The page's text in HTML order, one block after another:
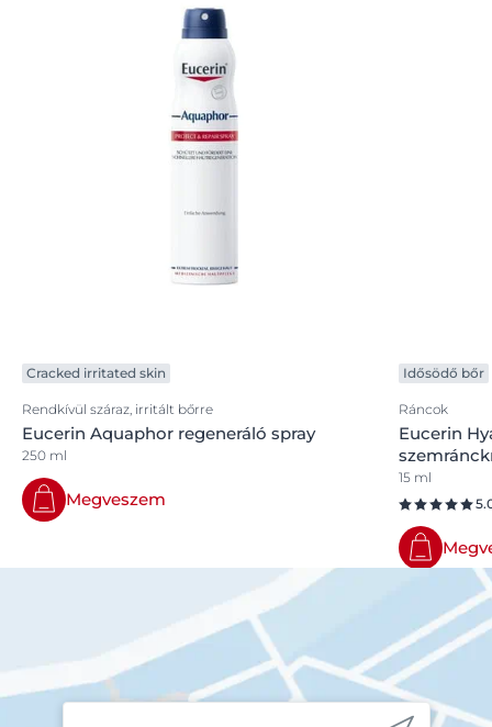
Cracked irritated skin
Rendkívül száraz, irritált bőrre
Eucerin Aquaphor regeneráló spray
250 ml
Megveszem
Idősödő bőr
Ráncok
Eucerin
15 ml